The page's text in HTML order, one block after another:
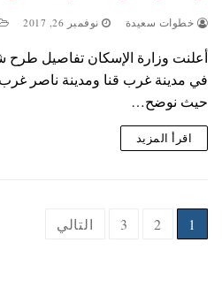
خطوات سعيدة نوفمبر 26, 2017
أعلنت وزارة الإسكان تفاصيل
في مدينة غرب قنا ومدينة ناصر
حيث نوضح…
اقرأ المزيد
Posts
1
2
3 التالي